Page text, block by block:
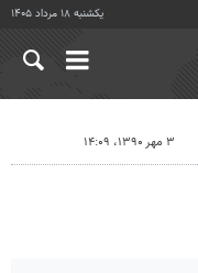
یکشنبه ۱۸ مرداد ۱۴۰۵
۳ مهر ۱۳۹۰، ۱۴:۰۹